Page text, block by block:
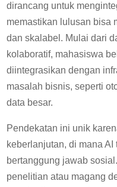
dirancang untuk
memastikan lulusan bisa
dan skalabel. Mulai dari
kolaboratif, mahasiswa
diintegrasikan dengan
masalah bisnis, seperti
data besar.
Pendekatan ini unik
keberlanjutan, di mana
bertanggung jawab
penelitian atau magang